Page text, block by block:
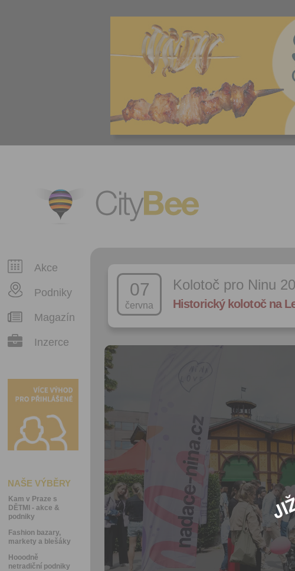
CityBee
Akce
Podniky
Magazín
Inzerce
NAŠE VÝBĚRY
Kam v Praze s
DĚTMI - akce &
podniky
Fashion bazary,
markety a blešáky
Hooodně
netradiční podniky
07
června
Kolotoč pro Ninu
Historický kolotoč na